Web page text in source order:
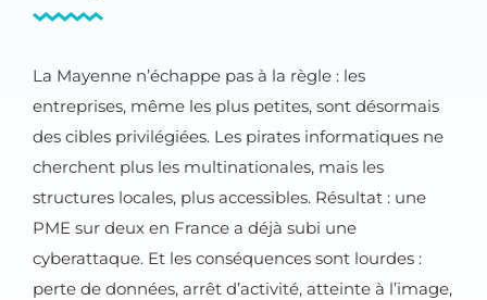
La Mayenne n’échappe pas à la règle : les
entreprises, même les plus petites, sont désormais
des cibles privilégiées. Les pirates informatiques ne
cherchent plus les multinationales, mais les
structures locales, plus accessibles. Résultat : une
PME sur deux en France a déjà subi une
cyberattaque. Et les conséquences sont lourdes :
perte de données, arrêt d’activité, atteinte à l’image,